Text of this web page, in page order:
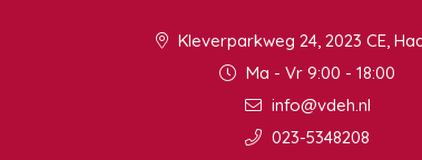
Kleverparkweg 24, 2023 CE,
Ma - Vr 9:00 - 18:00
info@vdeh.nl
023-5348208